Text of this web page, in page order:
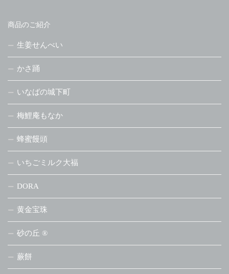
商品のご紹介
生姜せんべい
かさ踊
いなばの城下町
梅鯉庵もなか
蜂蜜饅頭
いちごミルク大福
DORA
黄金宝珠
砂の丘 ®
蕨餅